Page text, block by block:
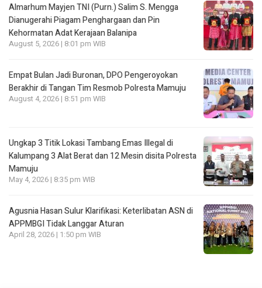
Almarhum Mayjen TNI (Purn.) Salim S. Mengga
Dianugerahi Piagam Penghargaan dan Pin
Kehormatan Adat Kerajaan Balanipa
August 5, 2026 | 8:01 pm WIB
Empat Bulan Jadi Buronan, DPO Pengeroyokan
Berakhir di Tangan Tim Resmob Polresta Mamuju
August 4, 2026 | 8:51 pm WIB
Ungkap 3 Titik Lokasi Tambang Emas Illegal di
Kalumpang 3 Alat Berat dan 12 Mesin disita Polresta
Mamuju
May 4, 2026 | 8:35 pm WIB
Agusnia Hasan Sulur Klarifikasi: Keterlibatan ASN di
APPMBGI Tidak Langgar Aturan
April 28, 2026 | 1:50 pm WIB